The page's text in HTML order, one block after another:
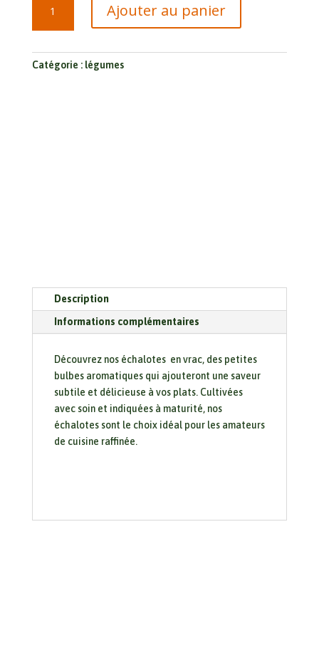
Echalotes
pour
Ajouter au panier
Catégorie : légumes
Description
Informations complémentaires
Découvrez nos échalotes en vrac, des petites
bulbes aromatiques qui ajouteront une saveur
subtile et délicieuse à vos plats. Cultivées
avec soin et indiquées à maturité, nos
échalotes sont le choix idéal pour les amateurs
de cuisine raffinée.